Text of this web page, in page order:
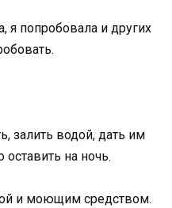
я попробовала и других
залить водой, дать им
на ночь.
и моющим средством.